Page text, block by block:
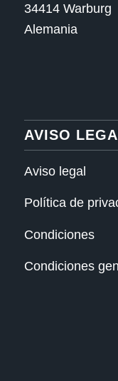
34414 Warburg
Alemania
AVISO
Aviso legal
Política de
Condiciones
Condiciones